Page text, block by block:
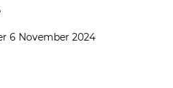
6 November 2024